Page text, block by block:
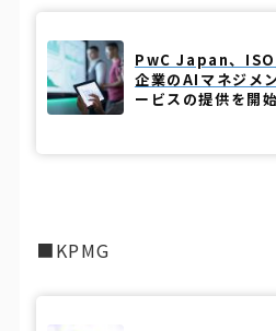
PwC Japan、
企業のAIマネジメ
ービスの提供を開始
■KPMG